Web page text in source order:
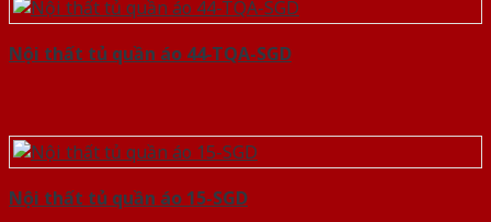
Nội thất tủ quần áo 44-TQA-SGD
Nội thất tủ quần áo 15-SGD